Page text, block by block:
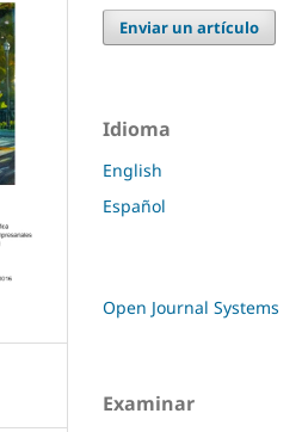
Enviar un artículo
Idioma
English
Español
Open Journal Systems
Examinar